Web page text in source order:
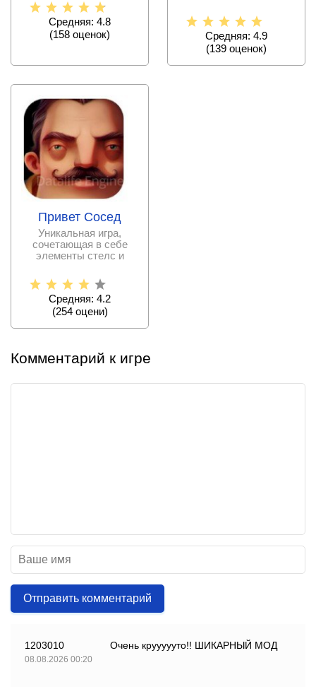
Средняя: 4.8
(158 оценок)
Средняя: 4.9
(139 оценок)
Привет Сосед
Уникальная игра,
сочетающая в себе
элементы стелс и
Средняя: 4.2
(254оцени)
Комментарий к игре
Отправить комментарий
1203010
08.08.2026 00:20
Очень круууууто!! ШИКАРНЫЙ МОД